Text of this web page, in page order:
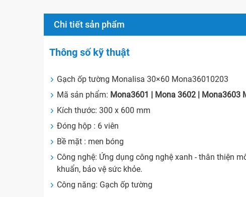
Chi tiết sản phẩm
Thông số kỹ thuật
Gạch ốp tường Monalisa 30×60 Mona36010203
Mã sản phẩm: Mona3601 | Mona 3602 | Mona3603
Kích thước: 300 x 600 mm
Đóng hộp : 6 viên
Bề mặt : men bóng
Công nghệ: Ứng dụng công nghệ xanh - thân thiện
khuẩn, bảo vệ sức khỏe.
Công năng: Gạch ốp tường